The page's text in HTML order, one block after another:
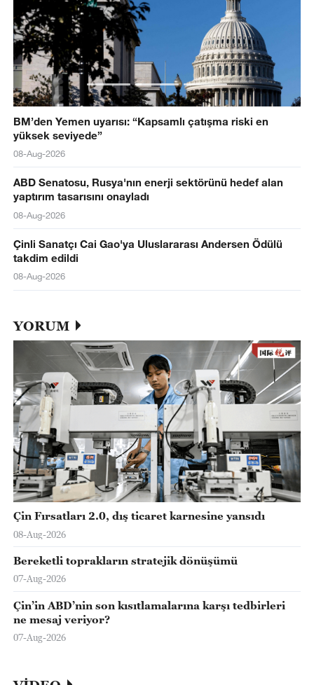
BM’den Yemen uyarısı: “Kapsamlı çatışma riski en
yüksek seviyede”
08-Aug-2026
ABD Senatosu, Rusya'nın enerji sektörünü hedef alan
yaptırım tasarısını onayladı
08-Aug-2026
Çinli Sanatçı Cai Gao'ya Uluslararası Andersen Ödülü
takdim edildi
08-Aug-2026
YORUM
Çin Fırsatları 2.0, dış ticaret karnesine yansıdı
08-Aug-2026
Bereketli toprakların stratejik dönüşümü
07-Aug-2026
Çin’in ABD’nin son kısıtlamalarına karşı tedbirleri
ne mesaj veriyor?
07-Aug-2026